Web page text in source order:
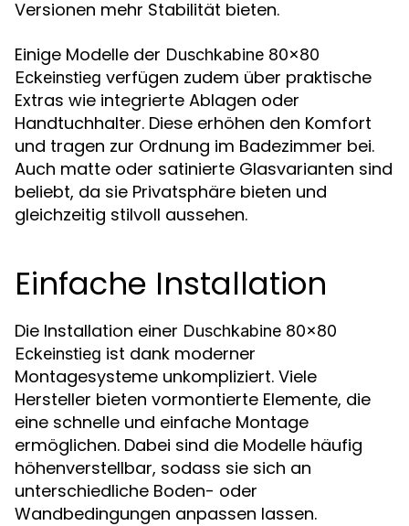
Versionen mehr Stabilität bieten.
Einige Modelle der Duschkabine 80x80
Eckeinstieg verfügen zudem über praktische
Extras wie integrierte Ablagen oder
Handtuchhalter. Diese erhöhen den Komfort
und tragen zur Ordnung im Badezimmer bei.
Auch matte oder satinierte Glasvarianten sind
beliebt, da sie Privatsphäre bieten und
gleichzeitig stilvoll aussehen.
Einfache Installation
Die Installation einer Duschkabine 80x80
Eckeinstieg ist dank moderner
Montagesysteme unkompliziert. Viele
Hersteller bieten vormontierte Elemente, die
eine schnelle und einfache Montage
ermöglichen. Dabei sind die Modelle häufig
höhenverstellbar, sodass sie sich an
unterschiedliche Boden- oder
Wandbedingungen anpassen lassen.